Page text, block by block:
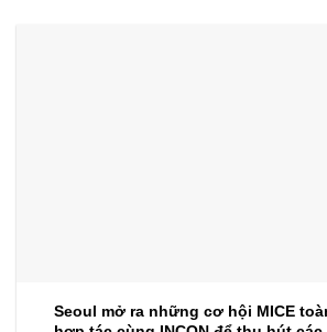
Seoul mở ra những cơ hội MICE